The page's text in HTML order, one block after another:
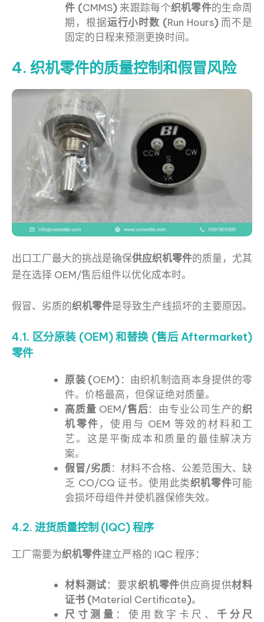
件 (CMMS) 来跟踪每个织机零件的生命周
期，根据运行小时数 (Run Hours)而不是
固定的日程来预测更换时间。
4. 织机零件的质量控制和假冒风险
出口工厂最大的挑战是确保供应织机零件的质量，尤其
是在选择 OEM/售后组件以优化成本时。
假冒、劣质的织机零件是导致生产线损坏的主要原因。
4.1. 区分原装 (OEM) 和替换 (售后 Aftermarket)
零件
原装 (OEM)：由织机制造商本身提供的零
件。价格最高，但保证绝对质量。
高质量 OEM/售后：由专业公司生产的织
机零件 ，使用与 OEM 等效的材料和工
艺。这是平衡成本和质量的最佳解决方
案。
假冒/劣质：材料不合格、公差范围大、缺
乏 CO/CQ 证书。使用此类织机零件可能
会损坏母组件并使机器保修失效。
4.2. 进货质量控制 (IQC) 程序
工厂需要为织机零件建立严格的 IQC 程序：
材料测试：要求织机零件供应商提供材料
证书 (Material Certificate)。
尺寸测量 ：使用数字卡尺、 千分尺